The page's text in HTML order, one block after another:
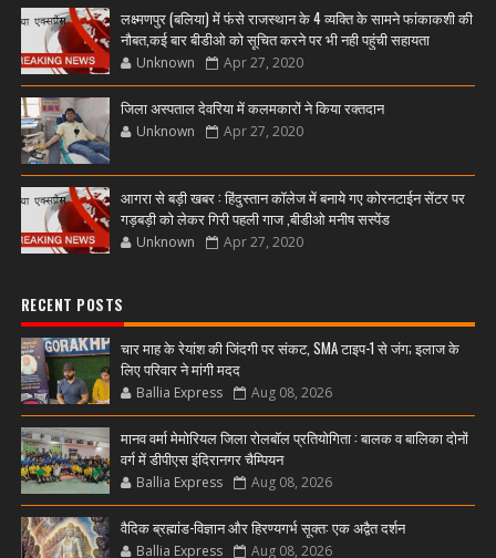
लक्ष्मणपुर (बलिया) में फंसे राजस्थान के 4 व्यक्ति के सामने फांकाकशी की
नौबत,कई बार बीडीओ को सूचित करने पर भी नही पहुंची सहायता
Unknown Apr 27, 2020
जिला अस्पताल देवरिया में कलमकारों ने किया रक्तदान
Unknown Apr 27, 2020
आगरा से बड़ी खबर : हिंदुस्तान कॉलेज में बनाये गए कोरनटाईन सेंटर पर
गड़बड़ी को लेकर गिरी पहली गाज ,बीडीओ मनीष सस्पेंड
Unknown Apr 27, 2020
RECENT POSTS
चार माह के रेयांश की जिंदगी पर संकट, SMA टाइप-1 से जंग; इलाज के
लिए परिवार ने मांगी मदद
Ballia Express Aug 08, 2026
मानव वर्मा मेमोरियल जिला रोलबॉल प्रतियोगिता : बालक व बालिका दोनों
वर्ग में डीपीएस इंदिरानगर चैम्पियन
Ballia Express Aug 08, 2026
वैदिक ब्रह्मांड-विज्ञान और हिरण्यगर्भ सूक्त: एक अद्वैत दर्शन
Ballia Express Aug 08, 2026